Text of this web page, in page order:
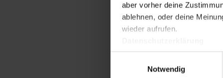
aber vorher deine
ablehnen, oder deine
wieder aufrufen.
Notwendig